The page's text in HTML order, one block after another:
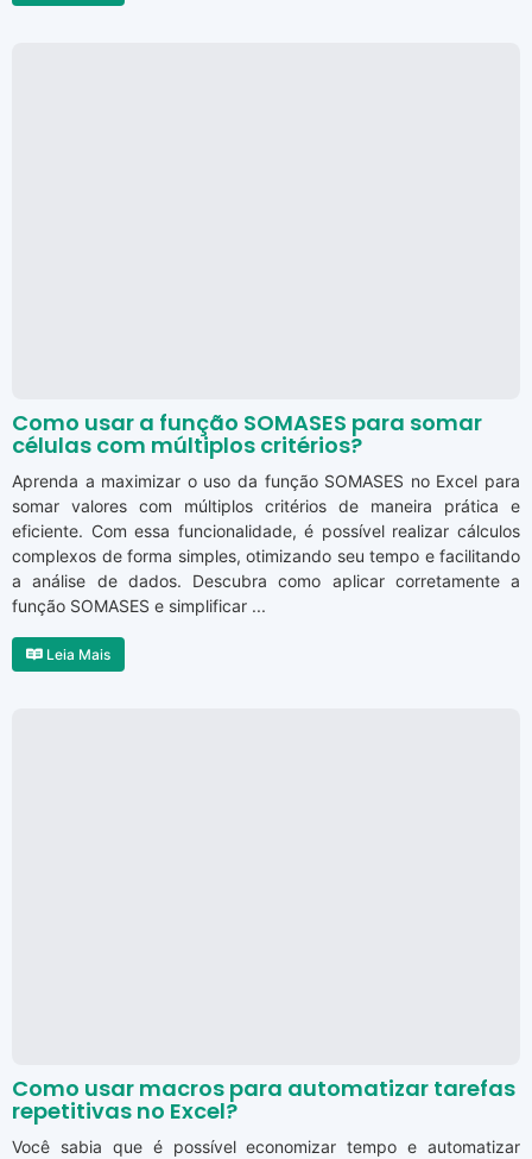
Como usar a função SOMASES para somar
células com múltiplos critérios?
Aprenda a maximizar o uso da função SOMASES no Excel para
somar valores com múltiplos critérios de maneira prática e
eficiente. Com essa funcionalidade, é possível realizar cálculos
complexos de forma simples, otimizando seu tempo e facilitando
a análise de dados. Descubra como aplicar corretamente a
função SOMASES e simplificar ...
Leia Mais
Como usar macros para automatizar tarefas
repetitivas no Excel?
Você sabia que é possível economizar tempo e automatizar